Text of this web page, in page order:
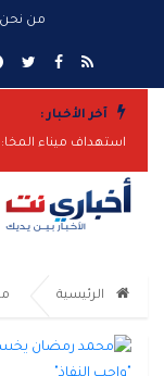
من نحن
آخر الأخبار :
استهداف ميناء المخا:
الرئيسية